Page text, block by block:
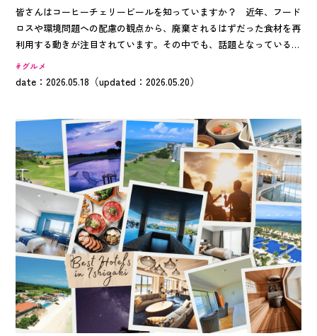
皆さんはコーヒーチェリービールを知っていますか？ 近年、フード
ロスや環境問題への配慮の観点から、廃棄されるはずだった食材を再
利用する動きが注目されています。その中でも、話題となっているの
がコーヒーチェリーです。この記事では、コーヒーチェリーを活用し
たビールについてご紹介します！
グルメ
date：2026.05.18（updated：2026.05.20）